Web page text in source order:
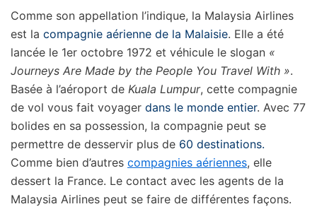
Comme son appellation l’indique, la Malaysia Airlines
est la compagnie aérienne de la Malaisie. Elle a été
lancée le 1er octobre 1972 et véhicule le slogan «
Journeys Are Made by the People You Travel With ».
Basée à l’aéroport de Kuala Lumpur, cette compagnie
de vol vous fait voyager dans le monde entier. Avec 77
bolides en sa possession, la compagnie peut se
permettre de desservir plus de 60 destinations.
Comme bien d’autres compagnies aériennes, elle
dessert la France. Le contact avec les agents de la
Malaysia Airlines peut se faire de différentes façons.